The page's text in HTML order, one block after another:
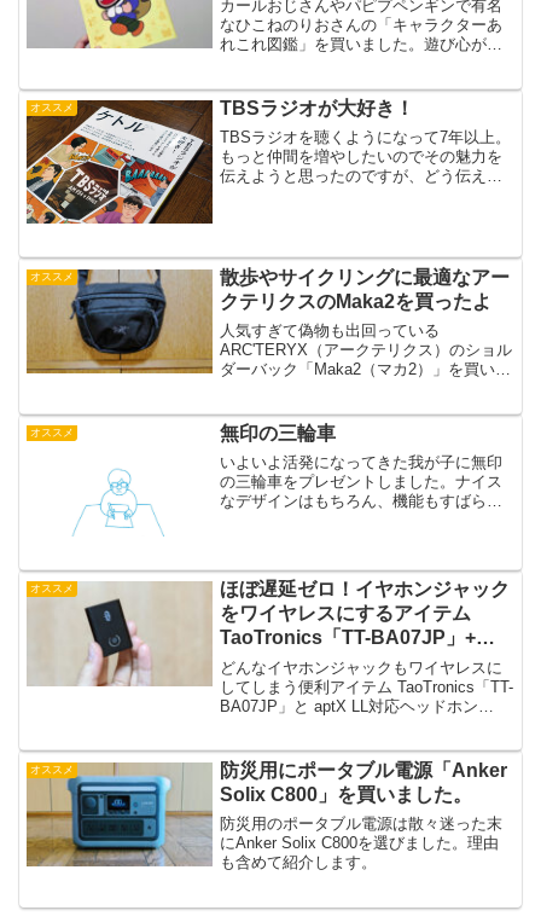
カールおじさんやパピプペンギンで有名
なひこねのりおさんの「キャラクターあ
れこれ図鑑」を買いました。遊び心があ
オススメ TBSラジオが大好き！
TBSラジオを聴くようになって7年以上。
もっと仲間を増やしたいのでその魅力を
伝えようと思ったのですが、どう伝えて
オススメ
散歩やサイクリングに最適なアー
クテリクスのMaka2を買ったよ
人気すぎて偽物も出回っている
ARC'TERYX（アークテリクス）のショル
ダーバック「Maka2（マカ2）」を買いま
オススメ 無印の三輪車
いよいよ活発になってきた我が子に無印
の三輪車をプレゼントしました。ナイス
なデザインはもちろん、機能もすばらし
で、低くすれば子供でも押せ...
オススメ
ほぼ遅延ゼロ！イヤホンジャック
をワイヤレスにするアイテム
TaoTronics「TT-BA07JP」+
dyplay「UrbanTraveller 2.0」
どんなイヤホンジャックもワイヤレスに
してしまう便利アイテム TaoTronics「TT-
BA07JP」と aptX LL対応ヘッドホン
す！
オススメ
防災用にポータブル電源「Anker
Solix C800」を買いました。
防災用のポータブル電源は散々迷った末
にAnker Solix C800を選びました。理由
も含めて紹介します。